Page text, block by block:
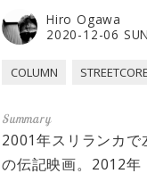
2020-12-06 SUN
Hiro Ogawa
COLUMN STREETCORE
2001年スリランカで
の伝記映画。2012年